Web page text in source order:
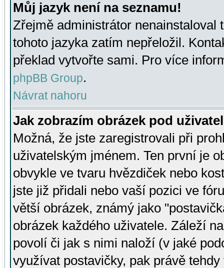
Můj jazyk není na seznamu!
Zřejmě administrátor nenainstaloval
tohoto jazyka zatím nepřeložil.
překlad vytvořte sami. Pro více
phpBB Group.
Návrat nahoru
Jak zobrazím obrázek pod
Možná, že jste zaregistrovali při
uživatelským jménem. Ten první je
obvykle ve tvaru hvězdiček nebo
jste již přidali nebo vaší pozici ve
větší obrázek, známý jako
obrázek každého uživatele. Záleží
povolí či jak s nimi naloží (v jaké
využívat postavičky, pak právě